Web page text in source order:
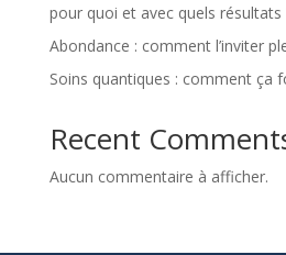
pour quoi et avec quels résultats
Abondance : comment l’inviter
Soins quantiques : comment ça
Recent
Aucun commentaire à afficher.